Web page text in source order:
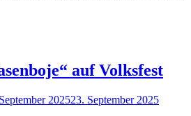
auf Volksfest
202523. September 2025